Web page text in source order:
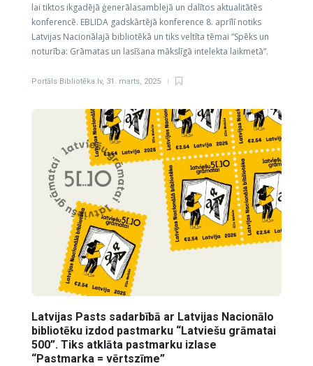
lai tiktos ikgadējā ģenerālasamblejā un dalītos aktualitātēs
konferencē. EBLIDA gadskārtējā konference 8. aprīlī notiks
Latvijas Nacionālajā bibliotēkā un tiks veltīta tēmai “Spēks un
noturība: Grāmatas un lasīšana mākslīgā intelekta laikmetā”.
Portāls Bibliotēka.lv, 31. marts, 2025
Latvijas Pasts sadarbībā ar Latvijas Nacionālo
bibliotēku izdod pastmarku “Latviešu grāmatai
500”. Tiks atklāta pastmarku izlase
“Pastmarka = vērtszīme”